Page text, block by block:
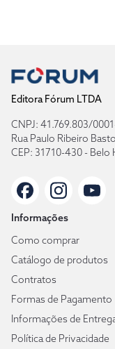
Editora Fórum LTDA
CNPJ: 41.769.803/
Rua Paulo Ribeiro
CEP: 31710-430 - Belo
Informações
Como comprar
Catálogo de produtos
Contratos
Formas de Pagamento
Informações de
Política de Privacidade